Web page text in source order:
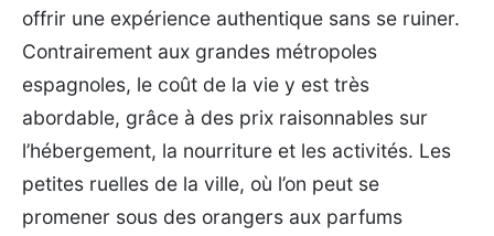
offrir une expérience authentique sans se ruiner.
Contrairement aux grandes métropoles
espagnoles, le coût de la vie y est très
abordable, grâce à des prix raisonnables sur
l’hébergement, la nourriture et les activités. Les
petites ruelles de la ville, où l’on peut se
promener sous des orangers aux parfums